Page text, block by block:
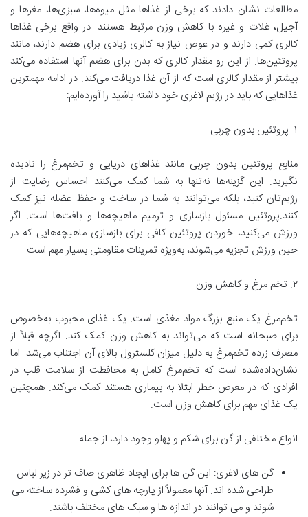
مطالعات نشان دادند که برخی از غذاها مثل میوه‌ها، سبزی‌ها، مغزها و
آجیل، غلات و غیره با کاهش وزن مرتبط هستند. در واقع برخی غذاها
کالری کمی دارند و در عوض نیاز به کالری زیادی برای هضم دارند، مانند
پروتئین‌ها. از این رو مقدار کالری که بدن برای هضم آنها استفاده می‌کند
بیشتر از مقدار کالری است که از آن غذا دریافت می‌کند. در ادامه مهمترین
غذاهایی که باید در رژیم لاغری خود داشته باشید را آورده‌ایم:
۱. پروتئین بدون چربی
منابع پروتئین بدون چربی مانند غذاهای دریایی و تخم‌مرغ را نادیده
نگیرید. این گزینه‌ها نه‌تنها به شما کمک می‌کنند احساس رضایت از
رژیم‌تان کنید، بلکه می‌توانند به شما در ساخت و حفظ عضله نیز کمک
کنند.پروتئین مسئول بازسازی و ترمیم ماهیچه‌ها و بافت‌ها است. اگر
ورزش می‌کنید، خوردن پروتئین کافی برای بازسازی ماهیچه‌هایی که در
حین ورزش تجزیه می‌شوند، به‌ویژه تمرینات مقاومتی بسیار مهم است.
۲. تخم مرغ و کاهش وزن
تخم‌مرغ یک منبع بزرگ مواد مغذی است. یک غذای محبوب به‌خصوص
برای صبحانه است که می‌تواند به کاهش وزن کمک کند. اگرچه قبلاً از
مصرف زرده تخم‌مرغ به دلیل میزان کلسترول بالای آن اجتناب می‌شد. اما
نشان‌داده‌شده است که تخم‌مرغ کامل به محافظت از سلامت قلب در
افرادی که در معرض خطر ابتلا به بیماری هستند کمک می‌کند. همچنین
یک غذای مهم برای کاهش وزن است.
انواع مختلفی از گن برای شکم و پهلو وجود دارد، از جمله:
گن های لاغری: این گن ها برای ایجاد ظاهری صاف تر در زیر لباس
طراحی شده اند. آنها معمولاً از پارچه های کشی و فشرده ساخته می
شوند و می توانند در اندازه ها و سبک های مختلف باشند.